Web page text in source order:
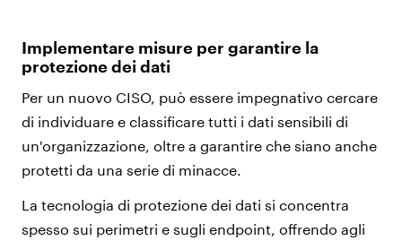
Implementare misure per garantire la
protezione dei dati
Per un nuovo CISO, può essere impegnativo cercare
di individuare e classificare tutti i dati sensibili di
un'organizzazione, oltre a garantire che siano anche
protetti da una serie di minacce.
La tecnologia di protezione dei dati si concentra
spesso sui perimetri e sugli endpoint, offrendo agli